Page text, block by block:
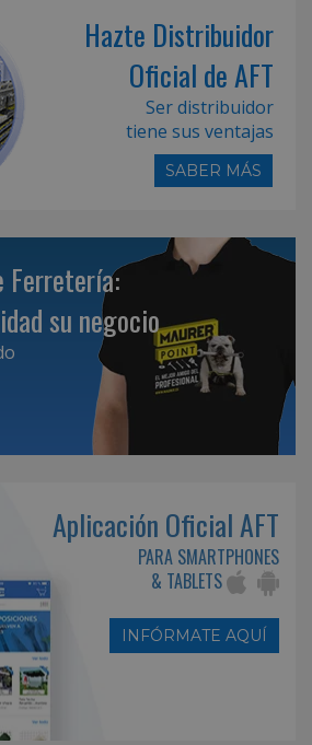
Hazte Distribuidor
Oficial de AFT
Ser distribuidor
tiene sus ventajas
SABER MÁS
Ferretería:
su negocio
Aplicación Oficial AFT
PARA SMARTPHONES
& TABLETS
INFÓRMATE AQUÍ